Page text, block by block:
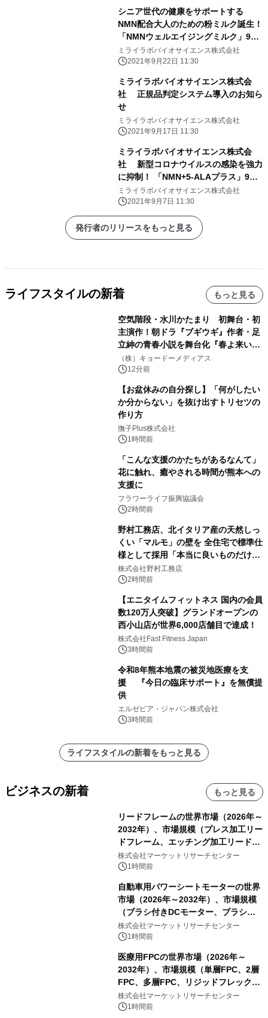
シニア世代の健康をサポートする
NMN配合大人のための粉ミルク誕生！
「NMNウェルエイジングミルク」9月
22日(水)販売開始
ミライラボバイオサイエンス株式会社
2021年9月22日 11:30
ミライラボバイオサイエンス株式会
社 正規品判定システム導入のお知ら
せ
ミライラボバイオサイエンス株式会社
2021年9月17日 11:30
ミライラボバイオサイエンス株式会
社 新型コロナウイルスの感染を強力
に抑制！ 「NMN+5-ALAプラス」9月7
日(火)販売開始
ミライラボバイオサイエンス株式会社
2021年9月7日 11:30
発行者のリリースをもっと見る
ライフスタイルの新着 もっと見る
空気階段・水川かたまり 初舞台・初
主演作！朝ドラ『ブギウギ』作者・足
立紳の青春小説を舞台化『春よ来い、
マジで来い』キービジュアル解禁！
（株）キョードーメディアス
12分前
【お盆休みの自分探し】「何がしたい
か分からない」を抜け出すトリセツの
作り方
撫子Plus株式会社
1時間前
「こんな支援のかたちがあるなんて」
花に触れ、癒やされる時間が熊本への
支援に
フラワーライフ振興協議会
2時間前
野村工務店、北イタリア産の天然しっ
くい「マルモ」の壁を 全住宅で標準仕
様として採用「本当に良いものだけに
こだわる」
株式会社野村工務店
2時間前
【エニタイムフィットネス 国内の会員
数120万人突破】グランドオープンの
西小山店が世界6,000店舗目で達成！
株式会社Fast Fitness Japan
3時間前
令和8年熊本地震の被災地医療を支
援 『今日の臨床サポート』を無償提
供
エルゼビア・ジャパン株式会社
3時間前
ライフスタイルの新着をもっと見る
ビジネスの新着 もっと見る
リードフレームの世界市場（2026年～
2032年）、市場規模（プレス加工リー
ドフレーム、エッチング加工リードフ
レーム）・分析レポートを発表
株式会社マーケットリサーチセンター
1時間前
自動車用パワーシートモーターの世界
市場（2026年～2032年）、市場規模
（ブラシ付きDCモーター、ブラシレ
スDCモーター）・分析レポートを発
表
株式会社マーケットリサーチセンター
1時間前
医療用FPCの世界市場（2026年～
2032年）、市場規模（単層FPC、2層
FPC、多層FPC、リジッドフレックス
PCB）・分析レポートを発表
株式会社マーケットリサーチセンター
1時間前